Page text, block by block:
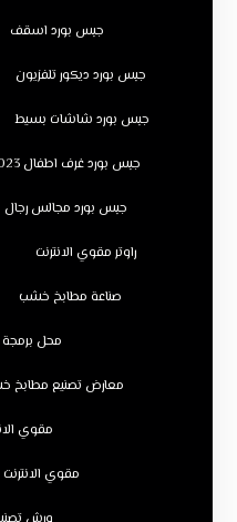
جبس بورد اسقف
جبس بورد ديكور تلفزيون
جبس بورد شاشات بسيط
جبس بورد غرف اطفال 2023
جبس بورد مجالس رجال
راوتر مقوي الانترنت
صناعة مطابخ خشب
محل
معارض تصنيع مطابخ
مقوي
مقوي